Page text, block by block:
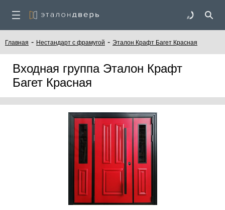
Главная - Нестандарт с фрамугой - Эталон Крафт Багет Красная
Входная группа Эталон Крафт
Багет Красная